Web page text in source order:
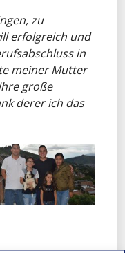
zu
erfolgreich und
in
meiner Mutter
große
derer ich das